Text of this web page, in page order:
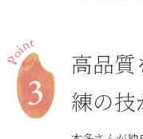
高品
練の技